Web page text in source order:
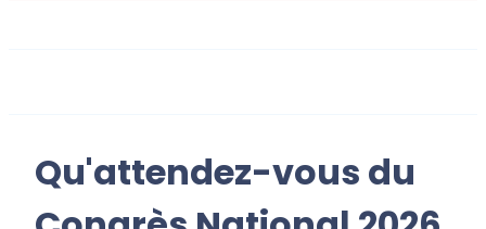
Qu'attendez-vous du